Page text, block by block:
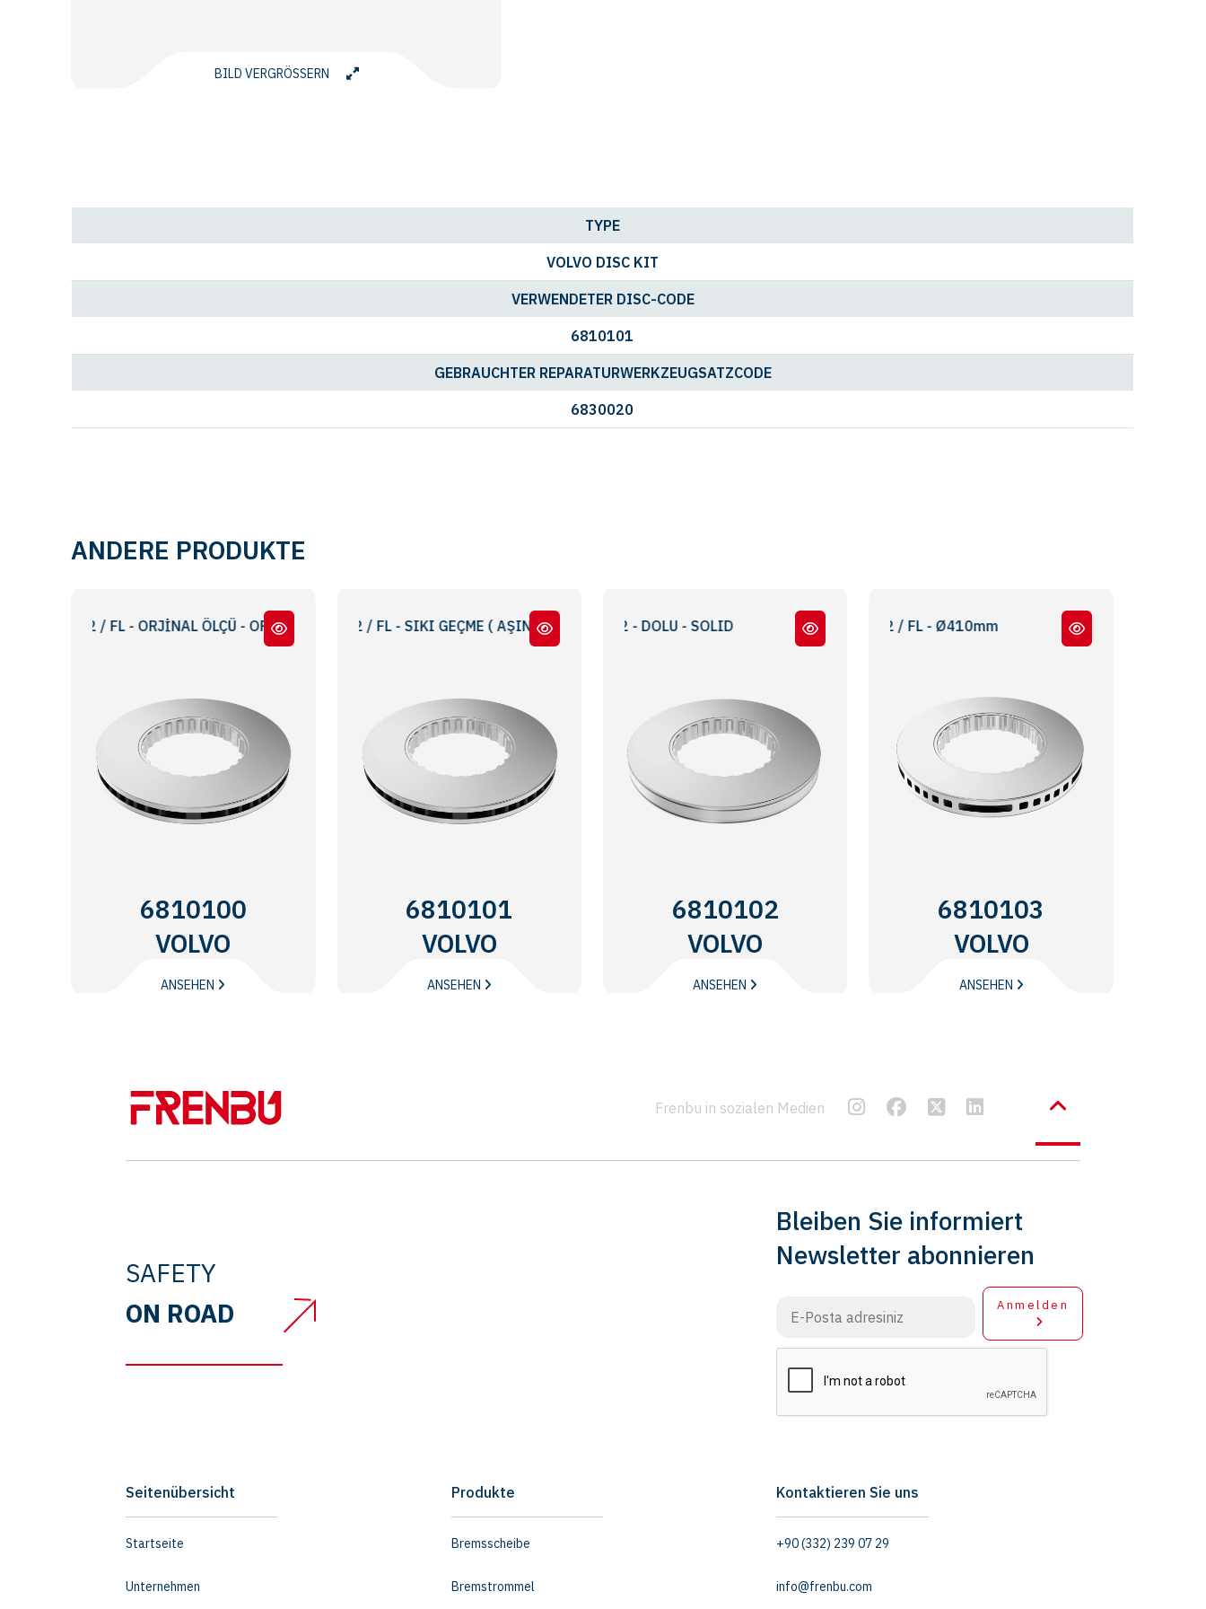
BILD VERGRÖSSERN
TYPE
VOLVO DISC KIT
VERWENDETER DISC-CODE
6810101
GEBRAUCHTER REPARATURWERKZEUGSATZCODE
6830020
ANDERE PRODUKTE
/ FL - ORJİNAL ÖLÇÜ - ORIGINAL SIZE
6810100
VOLVO
TRUCKS
ANSEHEN
FH 12 / FH16 / FM -12 / FL - SIKI GEÇME ( AŞINMIŞ POYRA İÇİN ) / CLOSE FIT (FOR WEARED HUB)
6810101
VOLVO
TRUCKS
ANSEHEN
FH 12 / FH16 / FM -12 - DOLU - SOLID
6810102
VOLVO
TRUCKS
ANSEHEN
FH 12 / FH16 / FM -12 / FL - Ø410mm
6810103
VOLVO
TRUCKS
ANSEHEN
Frenbu in sozialen Medien
SAFETY
ON ROAD
Bleiben Sie informiert
Newsletter abonnieren
Anmelden
Seitenübersicht
Startseite
Unternehmen
Produkte
Bremsscheibe
Bremstrommel
Kontaktieren Sie uns
+90 (332) 239 07 29
info@frenbu.com